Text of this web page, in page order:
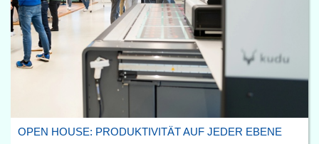
OPEN HOUSE: PRODUKTIVITÄT AUF JEDER EBENE